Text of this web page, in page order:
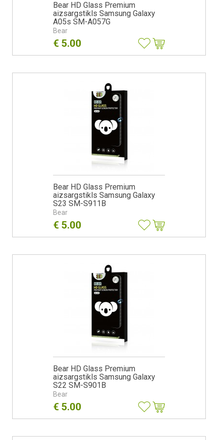
Bear HD Glass Premium
aizsargstikls Samsung Galaxy
A05s SM-A057G
Bear
€ 5.00
Bear HD Glass Premium
aizsargstikls Samsung Galaxy
S23 SM-S911B
Bear
€ 5.00
Bear HD Glass Premium
aizsargstikls Samsung Galaxy
S22 SM-S901B
Bear
€ 5.00